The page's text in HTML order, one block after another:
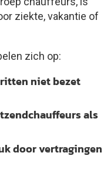
ziekte, vakantie of
zich op:
niet bezet
als
door vertragingen